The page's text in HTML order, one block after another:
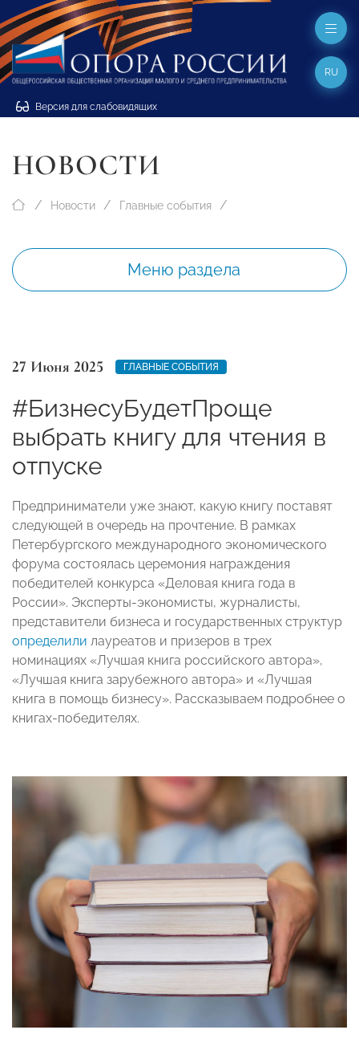
Версия для слабовидящих
RU
НОВОСТИ
Новости Главные события
Меню раздела
27 Июня 2025 ГЛАВНЫЕ СОБЫТИЯ
#БизнесуБудетПроще
выбрать книгу для чтения в
отпуске
Предприниматели уже знают, какую книгу поставят
следующей в очередь на прочтение. В рамках
Петербургского международного экономического
форума состоялась церемония награждения
победителей конкурса «Деловая книга года в
России». Эксперты-экономисты, журналисты,
представители бизнеса и государственных структур
определили лауреатов и призеров в трех
номинациях «Лучшая книга российского автора»,
«Лучшая книга зарубежного автора» и «Лучшая
книга в помощь бизнесу». Рассказываем подробнее о
книгах-победителях.